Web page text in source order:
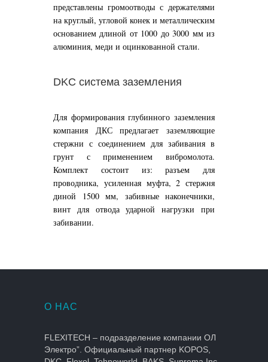
представлены громоотводы с держателями
на круглый, угловой конек и металлическим
основанием длиной от 1000 до 3000 мм из
алюминия, меди и оцинкованной стали.
DKC система заземления
Для формирования глубинного заземления
компания ДКС предлагает заземляющие
стержни с соединением для забивания в
грунт с применением вибромолота.
Комплект состоит из: разъем для
проводника, усиленная муфта, 2 стержня
диной 1500 мм, забивные наконечники,
винт для отвода ударной нагрузки при
забивании.
О НАС
FLEXITECH – подразделение компании ОЛ
Электро”. Официальный партнер KOPOS,